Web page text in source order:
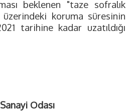
beklenen "taze sofralık
koruma süresinin
tarihine kadar uzatıldığı
Odası